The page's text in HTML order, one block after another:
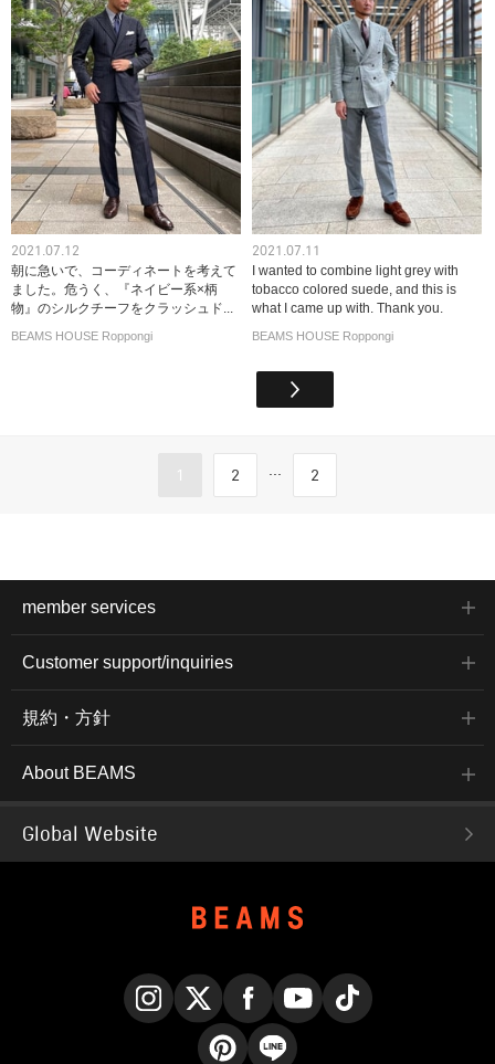
2021.07.12
朝に急いで、コーディネートを考えて
ました。危うく、『ネイビー系×柄
物』のシルクチーフをクラッシュド...
BEAMS HOUSE Roppongi
2021.07.11
I wanted to combine light grey with
tobacco colored suede, and this is
what I came up with. Thank you.
BEAMS HOUSE Roppongi
1 2 ... 2
member services
Customer support/inquiries
規約・方針
About BEAMS
Global Website